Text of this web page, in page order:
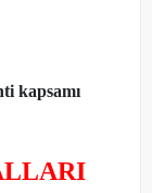
kapsamı